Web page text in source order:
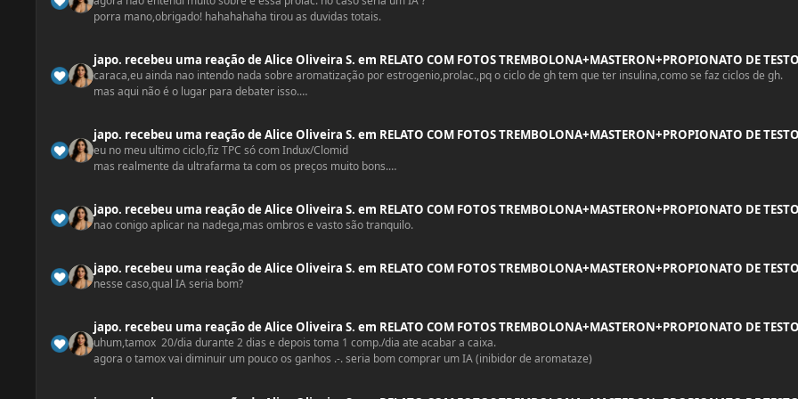
porra mano,obrigado! hahahahaha tirou as duvidas totais.
japo. recebeu uma reaçãodeAlice Oliveira S. em RELATO COM FOTOS TREMBOLONA+MASTERON+PROPIONATO DE
caraca,eu ainda nao intendo nada sobre aromatização por estrogenio,prolac.,pq o ciclo de gh tem que ter insulina,como se faz ciclos de gh.
mas aqui não é o lugar para debater isso.
Vamo acabar com essas futuras tetinhas hein!
cara,no meu ultimo ciclo,fiz apenas com enantato,comecei a sentir uma sensibilidade e ate mesmo um nodulozinho no peito,que nos dias de
300mg/enantato,eles cresciam,as vezes doiam um pouco. mas começaram a aparecer no meio do ciclo,nao tomei nada,pq eles ficavam
pra saber mais informações taí o link do meu ciclo
japo. recebeu uma reaçãodeAlice Oliveira S. em RELATO COM FOTOS TREMBOLONA+MASTERON+PROPIONATO DE
eu no meu ultimo ciclo,fiz TPC só com Indux/Clomid
mas realmente da ultrafarma ta com os preços muito bons.
japo. recebeu uma reaçãodeAlice Oliveira S. em RELATO COM FOTOS TREMBOLONA+MASTERON+PROPIONATO DE
nao conigo aplicar na nadega,mas ombros e vasto são tranquilo.
japo. recebeu uma reaçãodeAlice Oliveira S. em RELATO COM FOTOS TREMBOLONA+MASTERON+PROPIONATO DE
nesse caso,qual IA seria bom?
japo. recebeu uma reaçãodeAlice Oliveira S. em RELATO COM FOTOS TREMBOLONA+MASTERON+PROPIONATO DE
uhum,tamox 20/dia durante 2 dias e depois toma 1 comp./dia ate acabar a caixa.
agora o tamox vai diminuir um pouco os ganhos .-. seria bom comprar um IA (inibidor de aromataze)